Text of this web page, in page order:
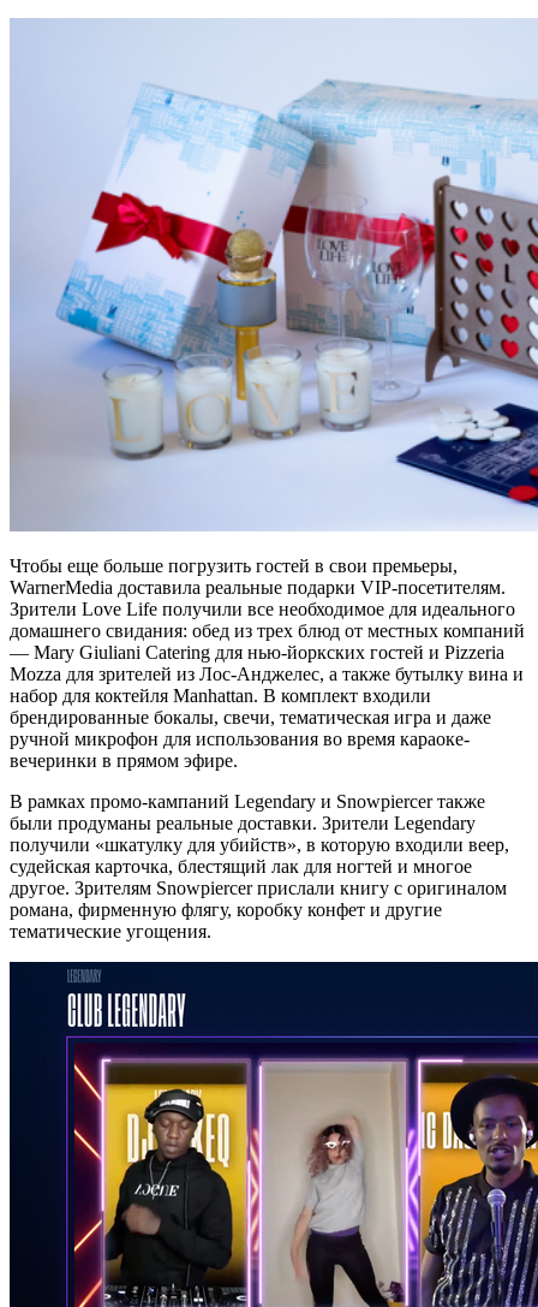
Чтобы еще больше погрузить гостей в свои премьеры,
WarnerMedia доставила реальные подарки VIP-посетителям.
Зрители Love Life получили все необходимое для идеального
домашнего свидания: обед из трех блюд от местных компаний
— Mary Giuliani Catering для нью-йоркских гостей и Pizzeria
Mozza для зрителей из Лос-Анджелес, а также бутылку вина и
набор для коктейля Manhattan. В комплект входили
брендированные бокалы, свечи, тематическая игра и даже
ручной микрофон для использования во время караоке-
вечеринки в прямом эфире.
В рамках промо-кампаний Legendary и Snowpiercer также
были продуманы реальные доставки. Зрители Legendary
получили «шкатулку для убийств», в которую входили веер,
судейская карточка, блестящий лак для ногтей и многое
другое. Зрителям Snowpiercer прислали книгу с оригиналом
романа, фирменную флягу, коробку конфет и другие
тематические угощения.